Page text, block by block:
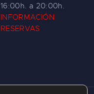
16:00h. a 20:00h.
INFORMACIÓN
RESERVAS